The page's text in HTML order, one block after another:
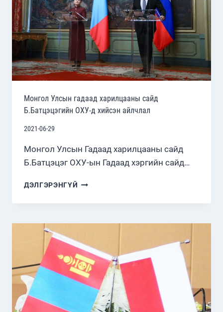
Монгол Улсын гадаад харилцааны сайд
Б.Батцэцэгийн ОХУ-д хийсэн айлчлал
2021-06-29
Монгол Улсын Гадаад харилцааны сайд
Б.Батцэцэг ОХУ-ын Гадаад хэргийн сайд…
ДЭЛГЭРЭНГҮЙ МОНГОЛ
ГАДААД
САЙД
ОХУ-
Д
ХИЙСЭН
АЙЛЧЛАЛ